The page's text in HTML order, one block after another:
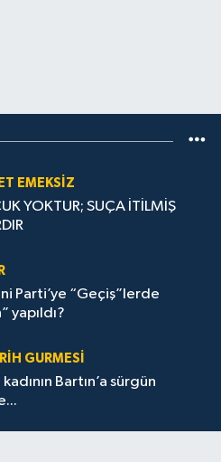
EMEKSİZ
YOKTUR; SUÇA İTİLMİŞ
Parti’ye “Geçiş”lerde
yapıldı?
GURMESI
Bartın’a sürgün